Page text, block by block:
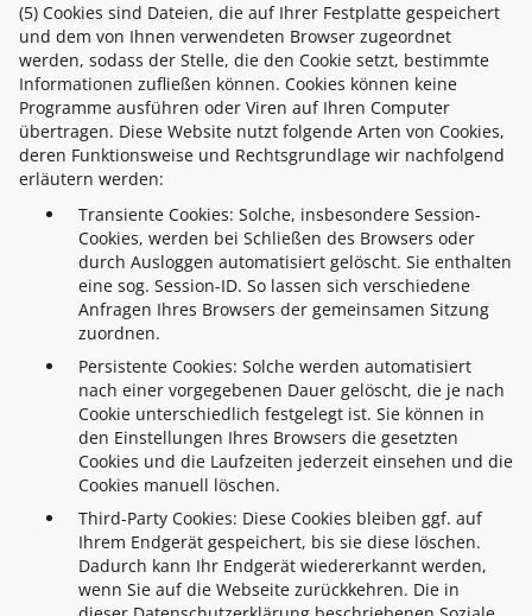
(5) Cookies sind Dateien, die auf Ihrer Festplatte gespeichert
und dem von Ihnen verwendeten Browser zugeordnet
werden, sodass der Stelle, die den Cookie setzt, bestimmte
Informationen zufließen können. Cookies können keine
Programme ausführen oder Viren auf Ihren Computer
übertragen. Diese Website nutzt folgende Arten von Cookies,
deren Funktionsweise und Rechtsgrundlage wir nachfolgend
erläutern werden:
Transiente Cookies: Solche, insbesondere Session-
Cookies, werden bei Schließen des Browsers oder
durch Ausloggen automatisiert gelöscht. Sie enthalten
eine sog. Session-ID. So lassen sich verschiedene
Anfragen Ihres Browsers der gemeinsamen Sitzung
zuordnen.
Persistente Cookies: Solche werden automatisiert
nach einer vorgegebenen Dauer gelöscht, die je nach
Cookie unterschiedlich festgelegt ist. Sie können in
den Einstellungen Ihres Browsers die gesetzten
Cookies und die Laufzeiten jederzeit einsehen und die
Cookies manuell löschen.
Third-Party Cookies: Diese Cookies bleiben ggf. auf
Ihrem Endgerät gespeichert, bis sie diese löschen.
Dadurch kann Ihr Endgerät wiedererkannt werden,
wenn Sie auf die Webseite zurückkehren. Die in